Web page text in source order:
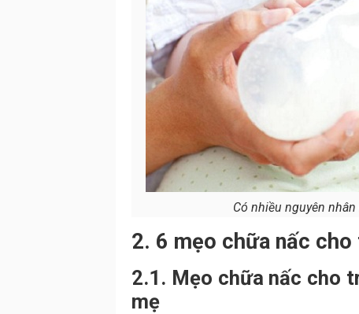
Có nhiều nguyên
2. 6 mẹo chữa nấc
2.1. Mẹo chữa nấc cho
mẹ